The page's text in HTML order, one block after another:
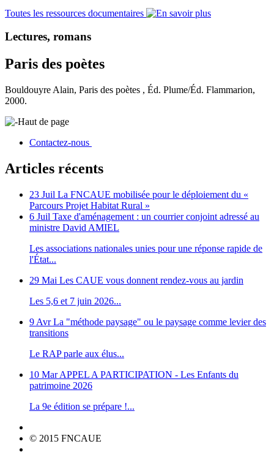
Toutes les ressources documentaires
Lectures, romans
Paris des poètes
Bouldouyre Alain, Paris des poètes , Éd. Plume/Éd. Flammarion,
2000.
Haut de page
Contactez-nous
Articles récents
23 Juil La FNCAUE mobilisée pour le déploiement du «
Parcours Projet Habitat Rural »
6 Juil Taxe d'aménagement : un courrier conjoint adressé au
ministre David AMIEL
Les associations nationales unies pour une réponse rapide de
l'État...
29 Mai Les CAUE vous donnent rendez-vous au jardin
Les 5,6 et 7 juin 2026...
9 Avr La "méthode paysage" ou le paysage comme levier des
transitions
Le RAP parle aux élus...
10 Mar APPEL A PARTICIPATION - Les Enfants du
patrimoine 2026
La 9e édition se prépare !...
© 2015 FNCAUE